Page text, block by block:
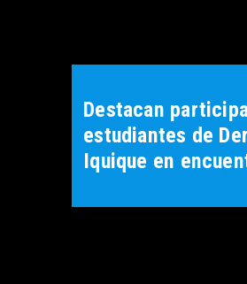
Destacan
estudiantes de
Iquique en